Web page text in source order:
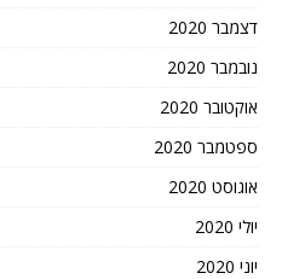
דצמבר 2020
נובמבר 2020
אוקטובר 2020
ספטמבר 2020
אוגוסט 2020
יולי 2020
יוני 2020